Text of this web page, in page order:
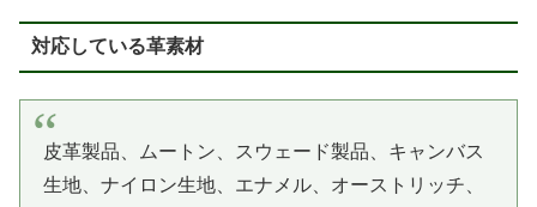
対応している革素材
皮革製品、ムートン、スウェード製品、キャンバス
生地、ナイロン生地、エナメル、オーストリッチ、